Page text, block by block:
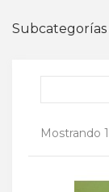
Subcategorías
Mostrando